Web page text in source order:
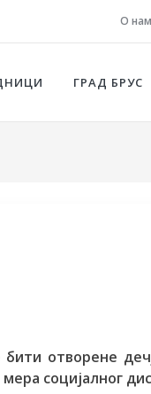
О
ГРАД БРУС
отворене
социјалног